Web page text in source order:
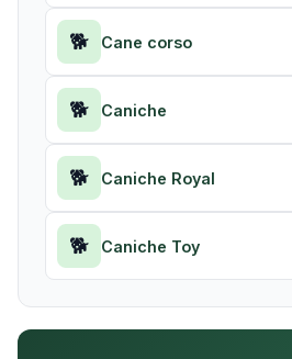
🐕 Cane corso
🐕 Caniche
🐕 Caniche Royal
🐕 Caniche Toy